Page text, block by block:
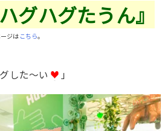
グハグたうん』
ジは こちら。
した〜い
」